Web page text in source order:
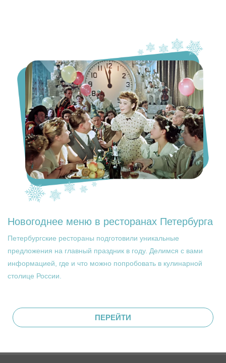
Новогоднее меню в ресторанах Петербурга
Петербургские рестораны подготовили уникальные
предложения на главный праздник в году. Делимся с вами
информацией, где и что можно попробовать в кулинарной
столице России.
ПЕРЕЙТИ